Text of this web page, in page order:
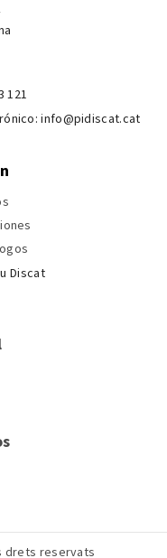
121
info@pidiscat.cat
Discat
drets reservats